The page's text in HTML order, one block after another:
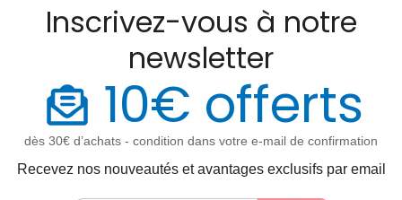
Inscrivez-vous à notre
newsletter
10€ offerts
dès 30€ d’achats - condition dans votre e-mail de confirmation
Recevez nos nouveautés et avantages exclusifs par email